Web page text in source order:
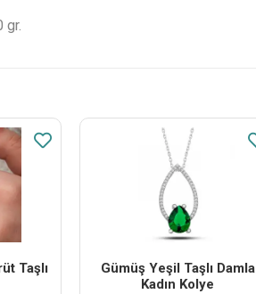
gr.
Taşlı
Gümüş Yeşil Taşlı Damla
Kadın Kolye